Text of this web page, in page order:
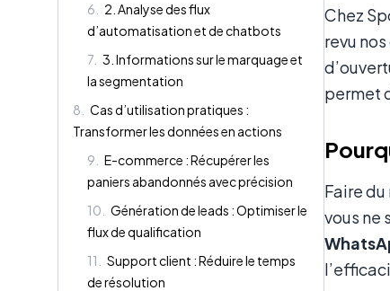
6
2. Analyse des flux
d’automatisation et de chatbots
7 3. Informations sur le marquage et
la segmentation
8
Cas d’utilisation pratiques :
Transformer les données en actions
9
E-commerce : Récupérer les
paniers abandonnés avec précision
10
Génération de leads : Optimiser le
flux de qualification
11
Support client : Réduire le temps
de résolution
Chez
revu
permet
Faire
vous ne